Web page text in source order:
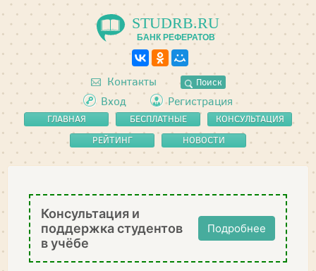
STUDRB.RU
БАНК РЕФЕРАТОВ
Контакты Поиск
Вход Регистрация
ГЛАВНАЯ
БЕСПЛАТНЫЕ
РЕФЕРАТЫ
КОНСУЛЬТАЦИЯ
РЕЙТИНГ
НОВОСТИ
Консультация и
поддержка студентов
в учёбе
Подробнее